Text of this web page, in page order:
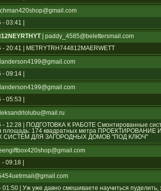
03:41 |
| paddy_4585@belettersmail.com
- 20:41 | METRYTRH744812MAERWETT
09:14 |
05:53 |
- 12:28 | ПОДГОТОВКА К РАБОТЕ Смонтированные
площадь: 174 квадратных метра
СИСТЕМ ДЛЯ ЗАГОРОДНЫХ ДОМОВ "ПОД КЛЮЧ"
09:18 |
01:50 | Уж уже давно смешиваете научиться пуделить,